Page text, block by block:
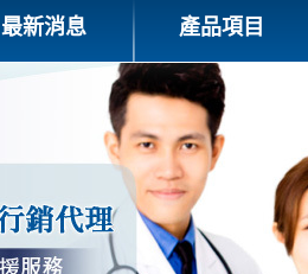
最新消息 產品項目